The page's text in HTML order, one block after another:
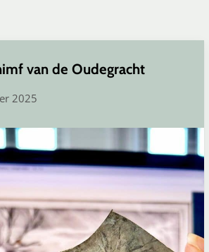
van de Oudegracht
2025